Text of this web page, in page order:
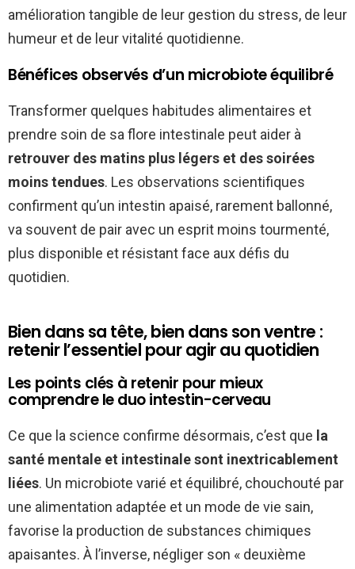
amélioration tangible de leur gestion du stress, de leur
humeur et de leur vitalité quotidienne.
Bénéfices observés d’un microbiote équilibré
Transformer quelques habitudes alimentaires et
prendre soin de sa flore intestinale peut aider à
retrouver des matins plus légers et des soirées
moins tendues. Les observations scientifiques
confirment qu’un intestin apaisé, rarement ballonné,
va souvent de pair avec un esprit moins tourmenté,
plus disponible et résistant face aux défis du
quotidien.
Bien dans sa tête, bien dans son ventre :
retenir l’essentiel pour agir au quotidien
Les points clés à retenir pour mieux
comprendre le duo intestin-cerveau
Ce que la science confirme désormais, c’est que la
santé mentale et intestinale sont inextricablement
liées. Un microbiote varié et équilibré, chouchouté par
une alimentation adaptée et un mode de vie sain,
favorise la production de substances chimiques
apaisantes. À l’inverse, négliger son « deuxième